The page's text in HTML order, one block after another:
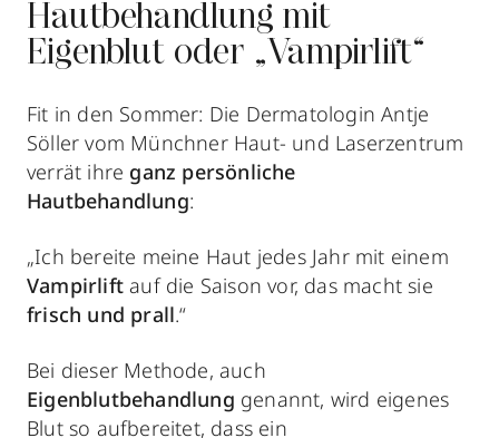
Hautbehandlung mit
Eigenblut oder „Vampirlift“
Fit in den Sommer: Die Dermatologin Antje
Söller vom Münchner Haut- und Laserzentrum
verrät ihre ganz persönliche
Hautbehandlung:
„Ich bereite meine Haut jedes Jahr mit einem
Vampirlift auf die Saison vor, das macht sie
frisch und prall.“
Bei dieser Methode, auch
Eigenblutbehandlung genannt, wird eigenes
Blut so aufbereitet, dass ein